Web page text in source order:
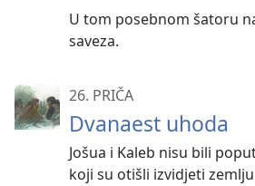
U tom posebnom šatoru
saveza.
26. PRIČA
Dvanaest uhoda
Jošua i Kaleb nisu bili
koji su otišli izvidjeti